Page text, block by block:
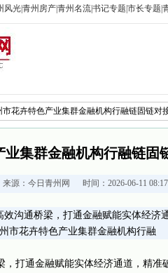
风光青州房产青州名流书记专题 市长专题
市花卉特色产业集群金融机构行融链固链对
业集群金融机构行融链固
来源： 今日青州网 时间：2026-06-11
效沟通桥梁，打通金融赋能实体经济
市花卉特色产业集群金融机构行融
，打通金融赋能实体经济通道，精准